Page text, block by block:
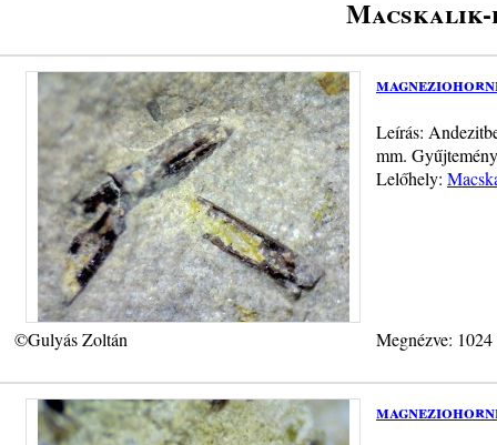
Macskalik-
Leírás:
mm.
Lelőhely:
©Gulyás Zoltán Megnézve: